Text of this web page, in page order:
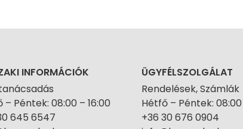
INFORMÁCIÓK
– Péntek: 08:00 – 16:00
645 6547
ÜGYFÉLSZOLGÁLAT
Rendelések, Számlák
Hétfő – Péntek: 08:00
+36 30 676 0904